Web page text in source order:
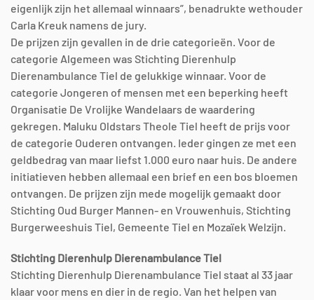
eigenlijk zijn het allemaal winnaars”, benadrukte wethouder
Carla Kreuk namens de jury.
De prijzen zijn gevallen in de drie categorieën. Voor de
categorie Algemeen was Stichting Dierenhulp
Dierenambulance Tiel de gelukkige winnaar. Voor de
categorie Jongeren of mensen met een beperking heeft
Organisatie De Vrolijke Wandelaars de waardering
gekregen. Maluku Oldstars Theole Tiel heeft de prijs voor
de categorie Ouderen ontvangen. Ieder gingen ze met een
geldbedrag van maar liefst 1.000 euro naar huis. De andere
initiatieven hebben allemaal een brief en een bos bloemen
ontvangen. De prijzen zijn mede mogelijk gemaakt door
Stichting Oud Burger Mannen- en Vrouwenhuis, Stichting
Burgerweeshuis Tiel, Gemeente Tiel en Mozaïek Welzijn.
Stichting Dierenhulp Dierenambulance Tiel
Stichting Dierenhulp Dierenambulance Tiel staat al 33 jaar
klaar voor mens en dier in de regio. Van het helpen van